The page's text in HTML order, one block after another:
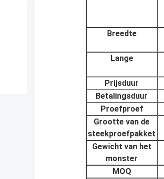
Breedte
Lange
Prijsduur
Betalingsduur
Proefproef
Grootte van de
steekproefpakket
Gewicht van het
monster
MOQ